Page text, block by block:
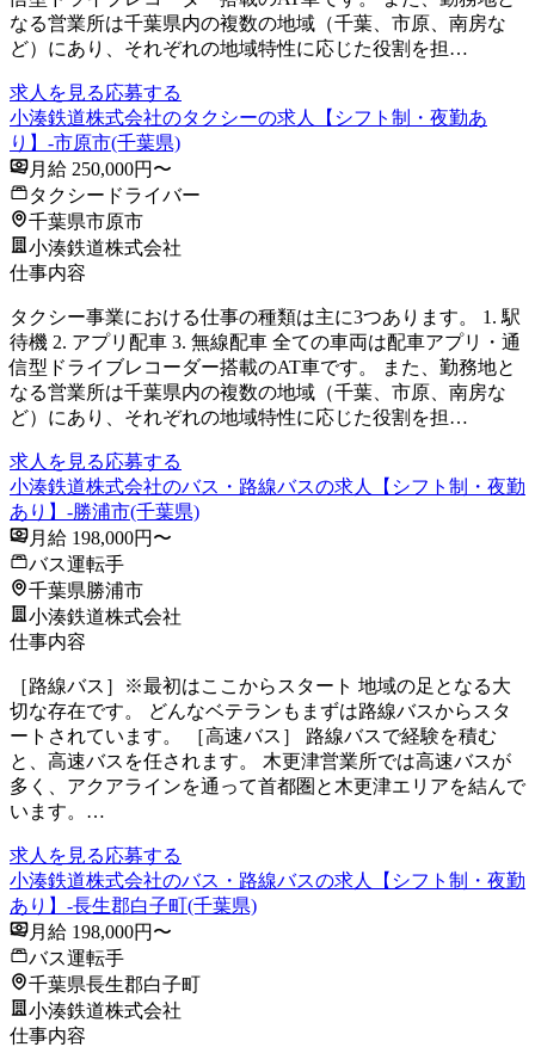
なる営業所は千葉県内の複数の地域（千葉、市原、南房な
ど）にあり、それぞれの地域特性に応じた役割を担…
求人を見る応募する
小湊鉄道株式会社のタクシーの求人【シフト制・夜勤あ
り】-市原市(千葉県)
月給 250,000円〜
タクシードライバー
千葉県市原市
小湊鉄道株式会社
仕事内容
タクシー事業における仕事の種類は主に3つあります。 1. 駅
待機 2. アプリ配車 3. 無線配車 全ての車両は配車アプリ・通
信型ドライブレコーダー搭載のAT車です。 また、勤務地と
なる営業所は千葉県内の複数の地域（千葉、市原、南房な
ど）にあり、それぞれの地域特性に応じた役割を担…
求人を見る応募する
小湊鉄道株式会社のバス・路線バスの求人【シフト制・夜勤
あり】-勝浦市(千葉県)
月給 198,000円〜
バス運転手
千葉県勝浦市
小湊鉄道株式会社
仕事内容
［路線バス］※最初はここからスタート 地域の足となる大
切な存在です。 どんなベテランもまずは路線バスからスタ
ートされています。 ［高速バス］ 路線バスで経験を積む
と、高速バスを任されます。 木更津営業所では高速バスが
多く、アクアラインを通って首都圏と木更津エリアを結んで
います。…
求人を見る応募する
小湊鉄道株式会社のバス・路線バスの求人【シフト制・夜勤
あり】-長生郡白子町(千葉県)
月給 198,000円〜
バス運転手
千葉県長生郡白子町
小湊鉄道株式会社
仕事内容